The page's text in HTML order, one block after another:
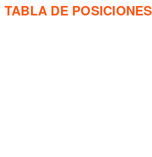
TABLA DE POSICIONES